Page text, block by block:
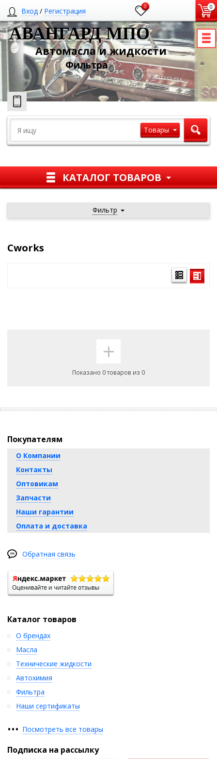
Вход / Регистрация 0 0
АВАНГАРД МПО
Автомасла и жидкости
Фильтра
Товары
КАТАЛОГ ТОВАРОВ
Фильтр
Cworks
+
Показано 0 товаров из 0
Покупателям
О Компании
Контакты
Оптовикам
Запчасти
Наши гарантии
Оплата и доставка
Обратная связь
Каталог товаров
О брендах
Масла
Технические жидкости
Автохимия
Фильтра
Наши сертификаты
••• Посмотреть все товары
Подписка на рассылку